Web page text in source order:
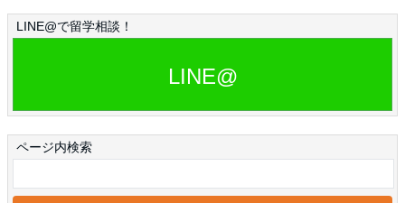
LINE@で留学相談！
LINE@
ページ内検索